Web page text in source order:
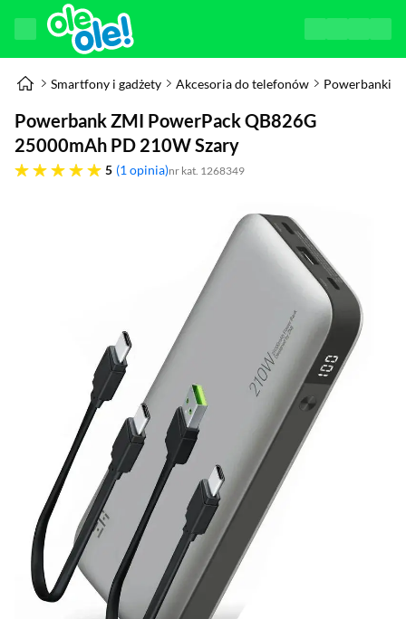
Smartfony i gadżety Akcesoria do telefonów Powerbanki
Powerbank ZMI PowerPack QB826G
25000mAh PD 210W Szary
5
pięć gwiazdek 1 opinia nr kat. 1268349